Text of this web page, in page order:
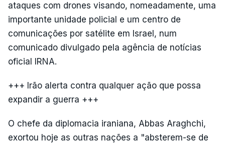
ataques com drones visando, nomeadamente, uma
importante unidade policial e um centro de
comunicações por satélite em Israel, num
comunicado divulgado pela agência de notícias
oficial IRNA.
+++ Irão alerta contra qualquer ação que possa
expandir a guerra +++
O chefe da diplomacia iraniana, Abbas Araghchi,
exortou hoje as outras nações a "absterem-se de